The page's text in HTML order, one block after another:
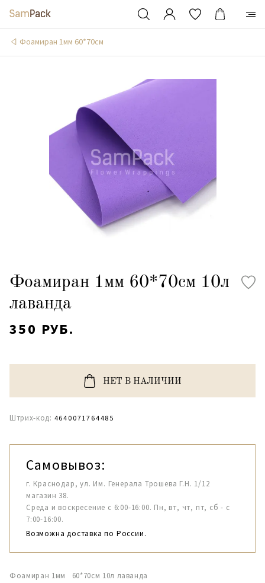
Фоамиран 1мм 60*70см
Фоамиран 1мм 60*70см 10л
лаванда
350 РУБ.
НЕТ В НАЛИЧИИ
Штрих-код: 4640071764485
Самовывоз:
г. Краснодар, ул. Им. Генерала Трошева Г.Н. 1/12
магазин 38.
Среда и воскресение с 6:00-16:00. Пн, вт, чт, пт, сб - с
7:00-16:00.
Возможна доставка по России.
Фоамиран 1мм 60*70см 10л лаванда